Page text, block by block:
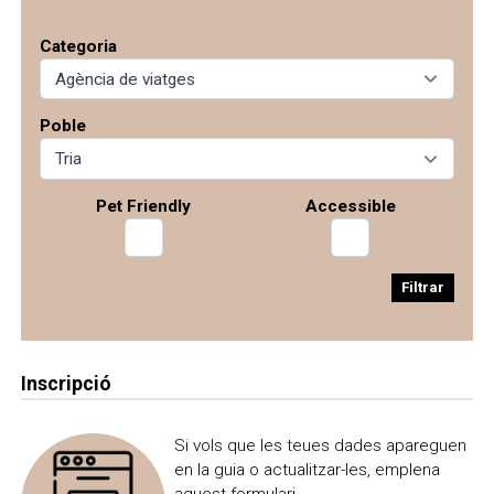
emailes_viajes2933@carrefour.com
M'interessa
Guardar a la motxilla
Categoria
Poble
Pet Friendly Accessible
Filtrar
Inscripció
Si vols que les teues dades apareguen
en la guia o actualitzar-les, emplena